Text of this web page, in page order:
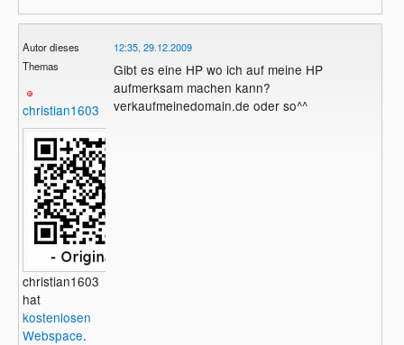
Autor dieses
Themas
christian1603
christian1603
hat
kostenlosen
Webspace.
12:35, 29.12.2009
Gibt es eine HP wo ich auf meine HP
aufmerksam machen kann?
verkaufmeinedomain.de oder so^^